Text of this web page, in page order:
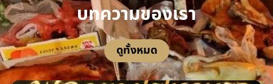
บทความของเรา
ดูทั้งหมด